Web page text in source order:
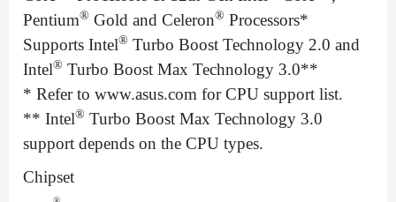
Pentium® Gold and Celeron® Processors*
Supports Intel® Turbo Boost Technology 2.0 and
Intel® Turbo Boost Max Technology 3.0**
* Refer to www.asus.com for CPU support list.
** Intel® Turbo Boost Max Technology 3.0
support depends on the CPU types.
Chipset